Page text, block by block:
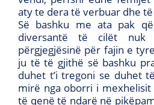
aty te dera të verbuar dhe
Së bashku me ata pak
diversantë të cilët nuk
përgjegjësinë për fajin e
ju të të gjithë së bashku
duhet t’i tregoni se duhet
mirë nga oborri i
të qenë të ndarë në